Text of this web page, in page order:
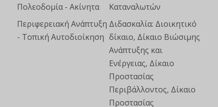
Πολεοδομία - Ακίνητα
Καταναλωτών
Περιφερειακή Ανάπτυξη
- Τοπική Αυτοδιοίκηση
Διδασκαλία: Διοικητικό
δίκαιο, Δίκαιο Βιώσιμης
Ανάπτυξης και
Ενέργειας, Δίκαιο
Προστασίας
Περιβάλλοντος, Δίκαιο
Προστασίας